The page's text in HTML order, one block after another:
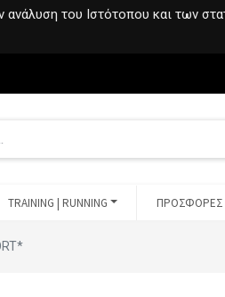
του Ιστότοπου και των
TRAINING | RUNNING ΠΡΟΣΦΟΡΕΣ